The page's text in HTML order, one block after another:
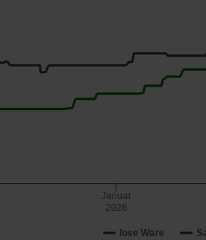
lose Ware
Januar
2026